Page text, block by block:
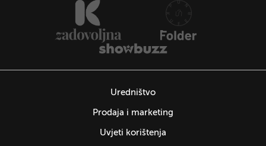
Uredništvo
Prodaja i marketing
Uvjeti korištenja